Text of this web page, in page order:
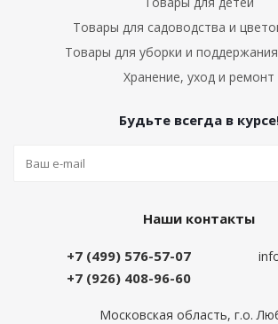
Товары для садоводства и
Товары для уборки и
Хранение, уход и ремонт
Будьте всегда в
Наши контакты
+7 (499) 576-57-07
+7 (926) 408-96-60
Московская область, г.о.